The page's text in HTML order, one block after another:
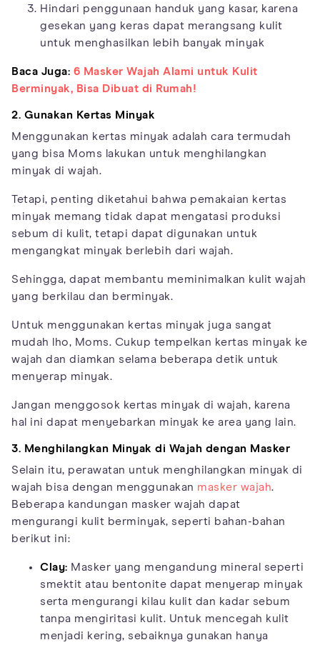
Hindari penggunaan handuk yang kasar, karena
gesekan yang keras dapat merangsang kulit
untuk menghasilkan lebih banyak minyak
Baca Juga: 6 Masker Wajah Alami untuk Kulit
Berminyak, Bisa Dibuat di Rumah!
2. Gunakan Kertas Minyak
Menggunakan kertas minyak adalah cara termudah
yang bisa Moms lakukan untuk menghilangkan
minyak di wajah.
Tetapi, penting diketahui bahwa pemakaian kertas
minyak memang tidak dapat mengatasi produksi
sebum di kulit, tetapi dapat digunakan untuk
mengangkat minyak berlebih dari wajah.
Sehingga, dapat membantu meminimalkan kulit wajah
yang berkilau dan berminyak.
Untuk menggunakan kertas minyak juga sangat
mudah lho, Moms. Cukup tempelkan kertas minyak ke
wajah dan diamkan selama beberapa detik untuk
menyerap minyak.
Jangan menggosok kertas minyak di wajah, karena
hal ini dapat menyebarkan minyak ke area yang lain.
3. Menghilangkan Minyak di Wajah dengan Masker
Selain itu, perawatan untuk menghilangkan minyak di
wajah bisa dengan menggunakan masker wajah.
Beberapa kandungan masker wajah dapat
mengurangi kulit berminyak, seperti bahan-bahan
berikut ini:
Clay: Masker yang mengandung mineral seperti
smektit atau bentonite dapat menyerap minyak
serta mengurangi kilau kulit dan kadar sebum
tanpa mengiritasi kulit. Untuk mencegah kulit
menjadi kering, sebaiknya gunakan hanya